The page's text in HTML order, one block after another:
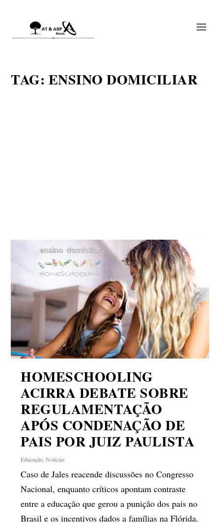
TAG: ENSINO DOMICILIAR
HOMESCHOOLING
ACIRRA DEBATE SOBRE
REGULAMENTAÇÃO
APÓS CONDENAÇÃO DE
PAIS POR JUIZ PAULISTA
Educação ,Notícias
Caso de Jales reacende discussões no Congresso
Nacional, enquanto críticos apontam contraste
entre a educação que gerou a punição dos pais no
Brasil e os incentivos dados a famílias na Flórida.